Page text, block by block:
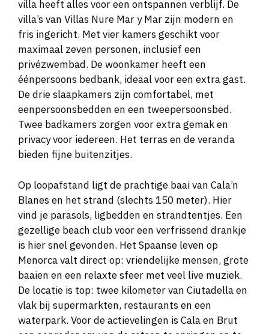
villa heeft alles voor een ontspannen verblijf. De
villa’s van Villas Nure Mar y Mar zijn modern en
fris ingericht. Met vier kamers geschikt voor
maximaal zeven personen, inclusief een
privézwembad. De woonkamer heeft een
éénpersoons bedbank, ideaal voor een extra gast.
De drie slaapkamers zijn comfortabel, met
eenpersoonsbedden en een tweepersoonsbed.
Twee badkamers zorgen voor extra gemak en
privacy voor iedereen. Het terras en de veranda
bieden fijne buitenzitjes.
Op loopafstand ligt de prachtige baai van Cala’n
Blanes en het strand (slechts 150 meter). Hier
vind je parasols, ligbedden en strandtentjes. Een
gezellige beach club voor een verfrissend drankje
is hier snel gevonden. Het Spaanse leven op
Menorca valt direct op: vriendelijke mensen, grote
baaien en een relaxte sfeer met veel live muziek.
De locatie is top: twee kilometer van Ciutadella en
vlak bij supermarkten, restaurants en een
waterpark. Voor de actievelingen is Cala en Brut